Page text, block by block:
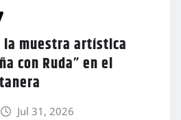
muestra artística
con Ruda” en el
Jul 31, 2026